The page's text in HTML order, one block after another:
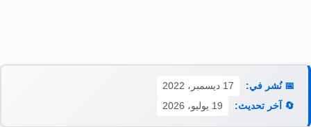
📅 نُشر في:
17 ديسمبر، 2022
🔄 آخر تحديث:
19 يوليو، 2026